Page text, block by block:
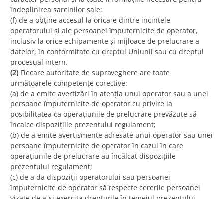
îndeplinirea sarcinilor sale;
(f) de a obține accesul la oricare dintre incintele
operatorului și ale persoanei împuternicite de operator,
inclusiv la orice echipamente și mijloace de prelucrare a
datelor, în conformitate cu dreptul Uniunii sau cu dreptul
procesual intern.
(2) Fiecare autoritate de supraveghere are toate
următoarele competențe corective:
(a) de a emite avertizări în atenția unui operator sau a unei
persoane împuternicite de operator cu privire la
posibilitatea ca operațiunile de prelucrare prevăzute să
încalce dispozițiile prezentului regulament;
(b) de a emite avertismente adresate unui operator sau unei
persoane împuternicite de operator în cazul în care
operațiunile de prelucrare au încălcat dispozițiile
prezentului regulament;
(c) de a da dispoziții operatorului sau persoanei
împuternicite de operator să respecte cererile persoanei